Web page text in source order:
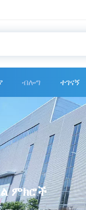
ብሎግ ተገናኝ
ምክሮች